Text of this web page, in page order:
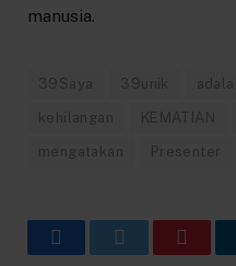
manusia.
39Saya 39unik
kehilangan KEMATIAN
mengatakan Presenter
FacebookTwitter